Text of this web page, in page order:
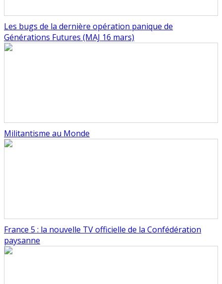
Les bugs de la dernière opération panique de
Générations Futures (MAJ 16 mars)
Militantisme au Monde
France 5 : la nouvelle TV officielle de la Confédération
paysanne